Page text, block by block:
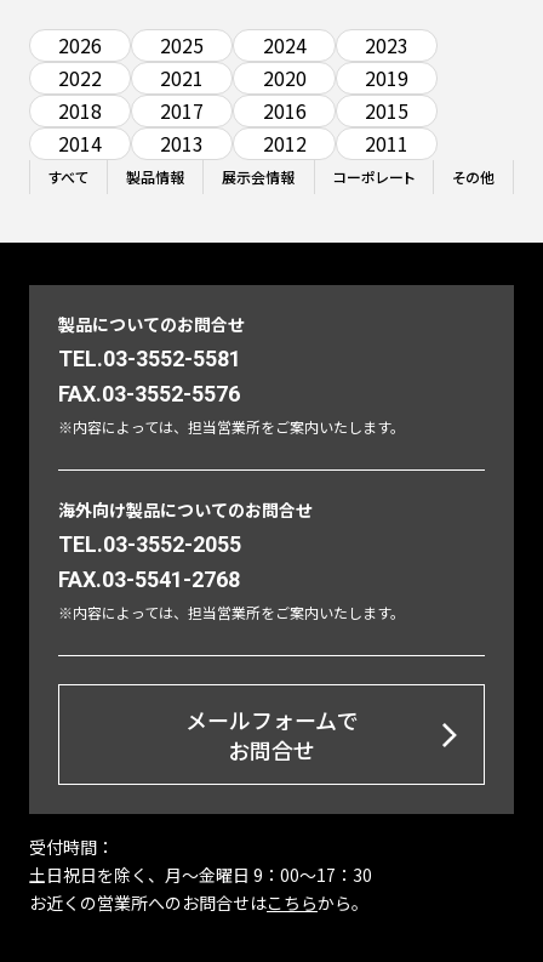
2026 2025 2024
2023
2022
2021 2020
2019
2018
2017 2016
2015
2014
2013 2012 2011
すべて 製品情報 展示会情報 コーポレート その他
製品についてのお問合せ
TEL.03-3552-5581
FAX.03-3552-5576
※内容によっては、担当営業所をご案内いたします。
海外向け製品についてのお問合せ
TEL.03-3552-2055
FAX.03-5541-2768
※内容によっては、担当営業所をご案内いたします。
メールフォームで
お問合せ
受付時間：
土日祝日を除く、月〜金曜日 9：00～17：30
お近くの営業所へのお問合せはこちらから。